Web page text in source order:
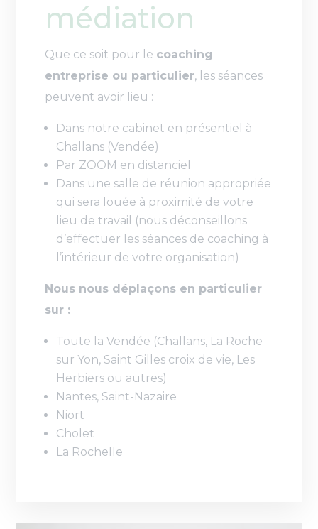
médiation
Que ce soit pour le coaching
entreprise ou particulier, les séances
peuvent avoir lieu :
Dans notre cabinet en présentiel à
Challans (Vendée)
Par ZOOM en distanciel
Dans une salle de réunion appropriée
qui sera louée à proximité de votre
lieu de travail (nous déconseillons
d’effectuer les séances de coaching à
l’intérieur de votre organisation)
Nous nous déplaçons en particulier
sur :
Toute la Vendée (Challans, La Roche
sur Yon, Saint Gilles croix de vie, Les
Herbiers ou autres)
Nantes, Saint-Nazaire
Niort
Cholet
La Rochelle